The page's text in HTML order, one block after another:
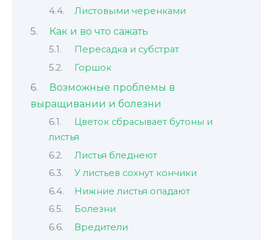
Листовыми черенками
Как и во что сажать
Пересадка и субстрат
Горшок
Возможные проблемы в
выращивании и болезни
Цветок сбрасывает бутоны и
листья
Листья бледнеют
У листьев сохнут кончики
Нижние листья опадают
Болезни
Вредители